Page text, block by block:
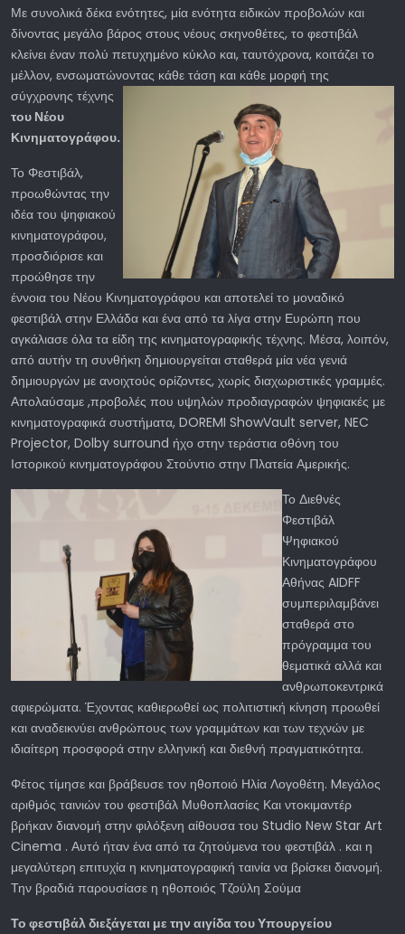
Με συνολικά δέκα ενότητες, μία ενότητα ειδικών προβολών και
δίνοντας μεγάλο βάρος στους νέους σκηνοθέτες, το φεστιβάλ
κλείνει έναν πολύ πετυχημένο κύκλο και, ταυτόχρονα, κοιτάζει το
μέλλον, ενσωματώνοντας κάθε τάση και κάθε μορφή της
σύγχρονης τέχνης
του Νέου
Κινηματογράφου.
Το Φεστιβάλ,
προωθώντας την
ιδέα του ψηφιακού
κινηματογράφου,
προσδιόρισε και
προώθησε την
έννοια του Νέου Κινηματογράφου και αποτελεί το μοναδικό
φεστιβάλ στην Ελλάδα και ένα από τα λίγα στην Ευρώπη που
αγκάλιασε όλα τα είδη της κινηματογραφικής τέχνης. Μέσα, λοιπόν,
από αυτήν τη συνθήκη δημιουργείται σταθερά μία νέα γενιά
δημιουργών με ανοιχτούς ορίζοντες, χωρίς διαχωριστικές γραμμές.
Απολαύσαμε ,προβολές που υψηλών προδιαγραφών ψηφιακές με
κινηματογραφικά συστήματα, DOREMI ShowVault server, NEC
Projector, Dolby surround ήχο στην τεράστια οθόνη του
Ιστορικού κινηματογράφου Στούντιο στην Πλατεία Αμερικής.
Το Διεθνές
Φεστιβάλ
Ψηφιακού
Κινηματογράφου
Αθήνας AIDFF
συμπεριλαμβάνει
σταθερά στο
πρόγραμμα του
θεματικά αλλά και
ανθρωποκεντρικά
αφιερώματα. Έχοντας καθιερωθεί ως πολιτιστική κίνηση προωθεί
και αναδεικνύει ανθρώπους των γραμμάτων και των τεχνών με
ιδιαίτερη προσφορά στην ελληνική και διεθνή πραγματικότητα.
Φέτος τίμησε και βράβευσε τον ηθοποιό Ηλία Λογοθέτη. Mεγάλος
αριθμός ταινιών του φεστιβάλ Μυθοπλασίες Και ντοκιμαντέρ
βρήκαν διανομή στην φιλόξενη αίθουσα του Studio New Star Art
Cinema . Αυτό ήταν ένα από τα ζητούμενα του φεστιβάλ . και η
μεγαλύτερη επιτυχία η κινηματογραφική ταινία να βρίσκει διανομή.
Την βραδιά παρουσίασε η ηθοποιός Τζούλη Σούμα
Το φεστιβάλ διεξάγεται με την αιγίδα του Υπουργείου